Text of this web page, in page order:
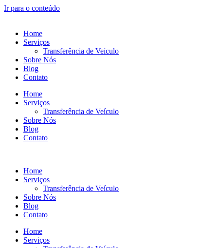
Ir para o conteúdo
Home
Serviços
Transferência de Veículo
Sobre Nós
Blog
Contato
Home
Serviços
Transferência de Veículo
Sobre Nós
Blog
Contato
Home
Serviços
Transferência de Veículo
Sobre Nós
Blog
Contato
Home
Serviços